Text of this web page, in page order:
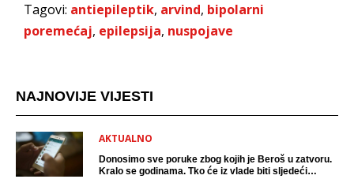
Tagovi: antiepileptik, arvind, bipolarni
poremećaj, epilepsija, nuspojave
NAJNOVIJE VIJESTI
AKTUALNO
Donosimo sve poruke zbog kojih je Beroš u zatvoru.
Kralo se godinama. Tko će iz vlade biti sljedeći